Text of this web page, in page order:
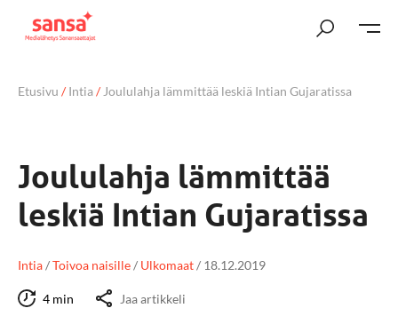
Etusivu /Intia/ Joululahja lämmittää leskiä Intian Gujaratissa
Joululahja lämmittää
leskiä Intian Gujaratissa
Intia/Toivoa naisille/ Ulkomaat/ 18.12.2019
4 min Jaa artikkeli